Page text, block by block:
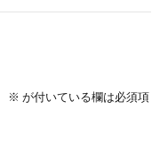
※ が付いている欄は必須項